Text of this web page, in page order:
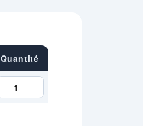
Quantité